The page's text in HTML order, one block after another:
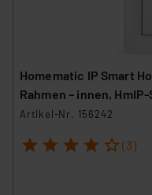
Homematic IP Smart
Rahmen – innen, HmIP-
Artikel-Nr. 156242
1 2 3 4 5 (3)